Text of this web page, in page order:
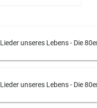
Lieder unseres Lebens - Die
Lieder unseres Lebens - Die